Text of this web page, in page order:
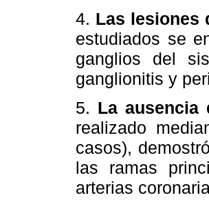
4. Las lesiones
estudiados se
ganglios del
ganglionitis y
5. La ausencia
realizado
casos),
las ramas
arterias